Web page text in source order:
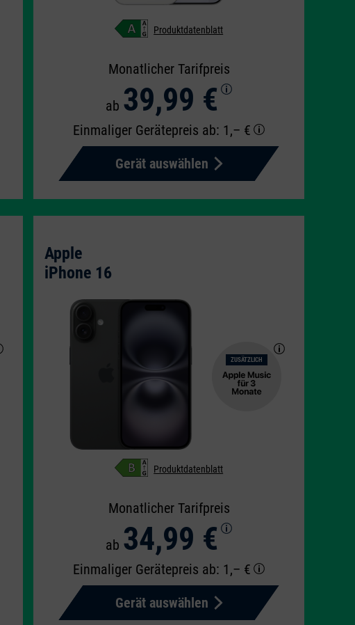
Produktdatenblatt
Monatlicher Tarifpreis
ab 39,99 €
Einmaliger Gerätepreis ab: 1,– €
Gerät auswählen
Apple
iPhone 16
ZUSÄTZLICH
Produktdatenblatt
Monatlicher Tarifpreis
ab 34,99 €
Einmaliger Gerätepreis ab: 1,– €
Gerät auswählen